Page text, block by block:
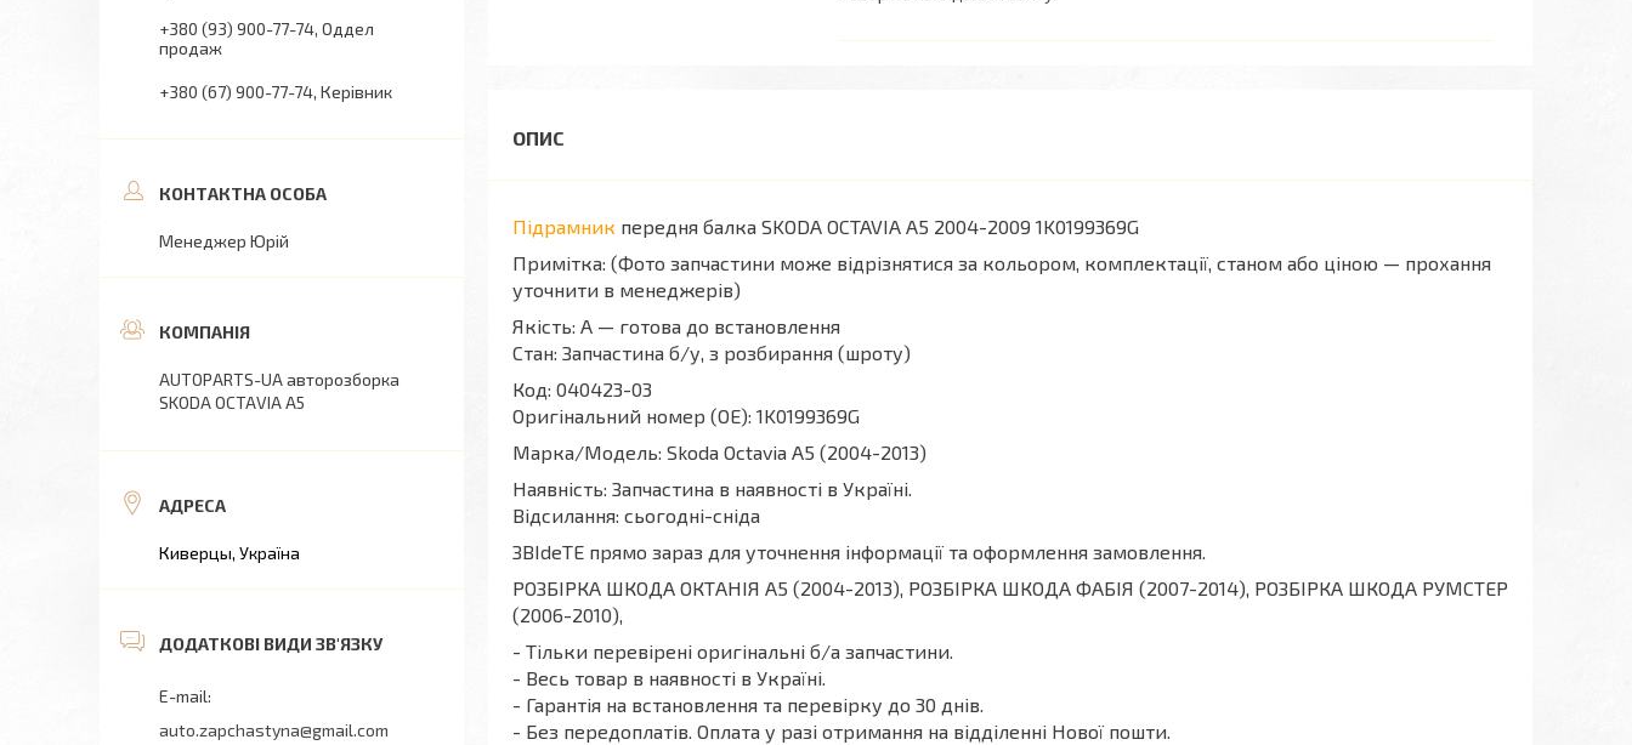
Підрамник передня балка SKODA OCTAVIA A5 2004-2009 1K0199369G
Примітка: (Фото запчастини може відрізнятися за кольором, комплектації, станом або ціною — прохання
уточнити в менеджерів)
Якість: А — готова до встановлення
Стан: Запчастина б/у, з розбирання (шроту)
Код: 040423-03
Оригінальний номер (ОЕ): 1K0199369G
Марка/Модель: Skoda Octavia A5 (2004-2013)
Наявність: Запчастина в наявності в Україні.
Відсилання: сьогодні-сніда
ЗВІdeТЕ прямо зараз для уточнення інформації та оформлення замовлення.
РОЗБІРКА ШКОДА ОКТАНІЯ A5 (2004-2013), РОЗБІРКА ШКОДА ФАБІЯ (2007-2014), РОЗБІРКА ШКОДА РУМСТЕР
(2006-2010),
- Тільки перевірені оригінальні б/а запчастини.
- Весь товар в наявності в Україні.
- Гарантія на встановлення та перевірку до 30 днів.
- Без передоплатів. Оплата у разі отримання на відділенні Нової пошти.
+380 (93) 900-77-74 Оддел
продаж
+380 (67) 900-77-74 Керівник
Менеджер Юрій
AUTOPARTS-UA авторозборка
SKODA OCTAVIA A5
Киверцы, Україна
auto.zapchastyna@gmail.com